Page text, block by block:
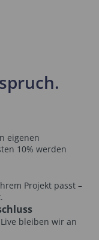
eigenen
10% werden
Projekt passt –
bleiben wir an